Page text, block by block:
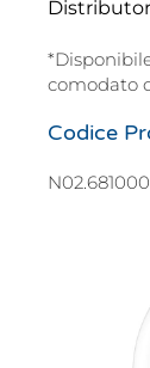
comodato
Codice
N02.681000